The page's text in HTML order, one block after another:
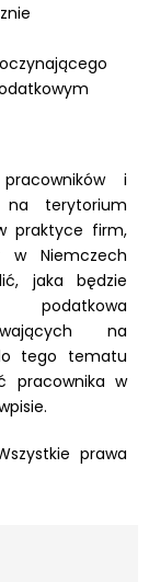
i
na terytorium
praktyce firm,
w Niemczech
jaka będzie
na
tego tematu
pracownika w
prawa